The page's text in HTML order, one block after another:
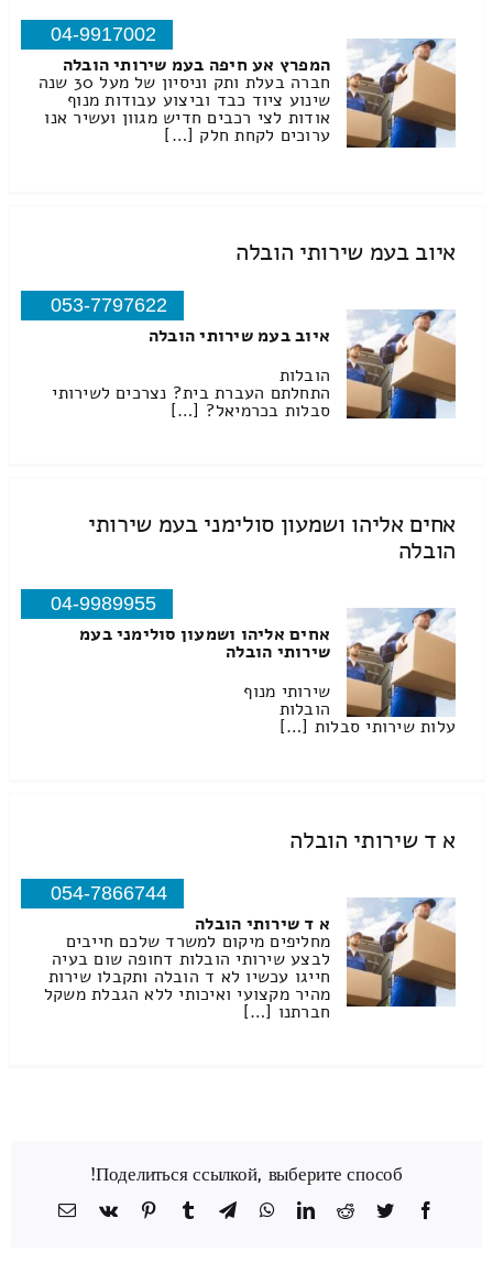
04-9917002
המפרץ אע חיפה בעמ שירותי הובלה
חברה בעלת ותק וניסיון של מעל 30 שנה
שינוע ציוד כבד וביצוע עבודות מנוף
אודות לצי רכבים חדיש מגוון ועשיר אנו
ערוכים לקחת חלק […]
איוב בעמ שירותי הובלה
053-7797622
איוב בעמ שירותי הובלה
הובלות
התחלתם העברת בית? נצרכים לשירותי
סבלות בכרמיאל? […]
אחים אליהו ושמעון סולימני בעמ שירותי
הובלה
04-9989955
אחים אליהו ושמעון סולימני בעמ
שירותי הובלה
שירותי מנוף
הובלות
עלות שירותי סבלות […]
א ד שירותי הובלה
054-7866744
א ד שירותי הובלה
מחליפים מיקום למשרד שלכם חייבים
לבצע שירותי הובלות דחופה שום בעיה
חייגו עכשיו לא ד הובלה ותקבלו שירות
מהיר מקצועי ואיכותי ללא הגבלת משקל
חברתנו […]
Поделиться ссылкой, выберите способ!
Facebook
Twitter
Reddit
LinkedIn
WhatsApp
Telegram
Tumblr
Pinterest
Vk
כתובת